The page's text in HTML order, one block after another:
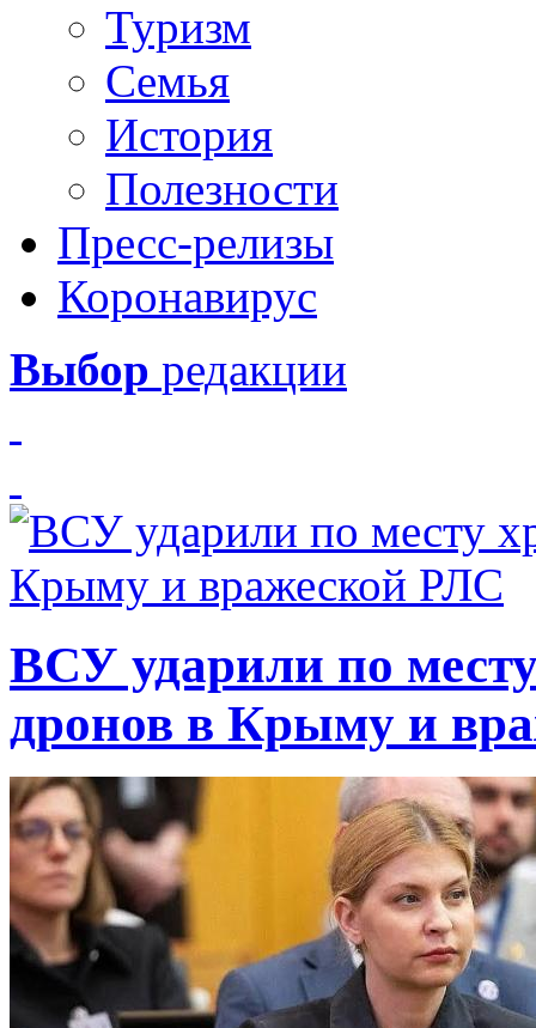
Туризм
Семья
История
Полезности
Пресс-релизы
Коронавирус
Выбор редакции
ВСУ ударили по
дронов в Крыму и